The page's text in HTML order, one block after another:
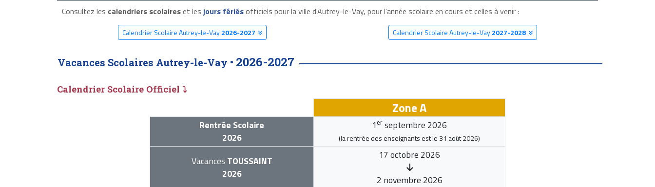
Consultez les calendriers scolaireset les jours fériésofficiels pour la ville d'Autrey-le-Vay, pour l'année scolaire en cours et celles à venir :
Calendrier Scolaire Autrey-le-Vay2026-2027 Calendrier Scolaire Autrey-le-Vay2027-2028
Vacances Scolaires Autrey-le-Vay • 2026-2027
Calendrier Scolaire Officiel ⤵
Zone A
Rentrée Scolaire
2026
1 er septembre 2026
(la rentrée des enseignants est le 31 août 2026)
Vacances TOUSSAINT
2026
17 octobre 2026
2 novembre 2026